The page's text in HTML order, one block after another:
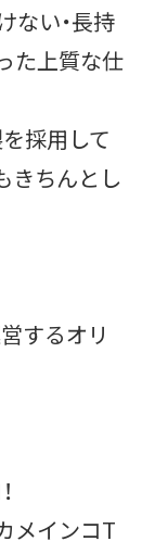
ない・長持
た上質な仕
採用して
きちんとし
するオリ
メインコT